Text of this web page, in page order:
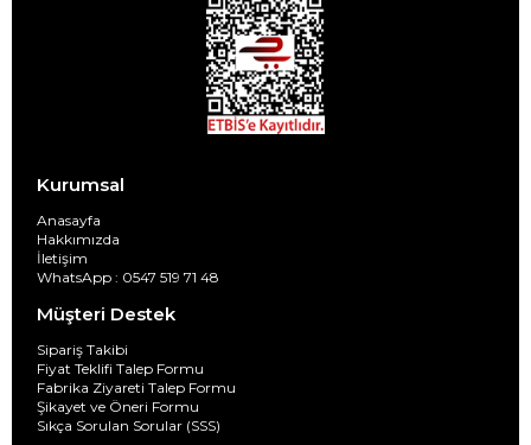
Kurumsal
Anasayfa
Hakkımızda
İletişim
WhatsApp : 0547 519 71 48
Müşteri Destek
Sipariş Takibi
Fiyat Teklifi Talep Formu
Fabrika Ziyareti Talep Formu
Şikayet ve Öneri Formu
Sıkça Sorulan Sorular (SSS)